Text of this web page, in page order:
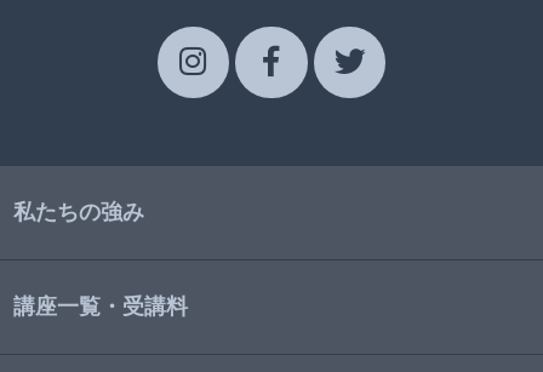
私たちの強み
講座一覧・受講料